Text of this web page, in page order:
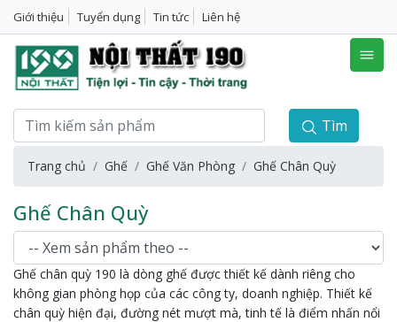
Giới thiệu Tuyển dụng Tin tức Liên hệ
Tìm
Trang chủ Ghế Ghế Văn Phòng Ghế Chân Quỳ
Ghế Chân Quỳ
Ghế chân quỳ 190 là dòng ghế được thiết kế dành riêng cho
không gian phòng họp của các công ty, doanh nghiệp. Thiết kế
chân quỳ hiện đại, đường nét mượt mà, tinh tế là điểm nhấn nổi